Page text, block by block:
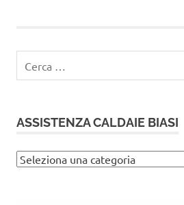
per:
ASSISTENZA CALDAIE BIASI
Assistenza